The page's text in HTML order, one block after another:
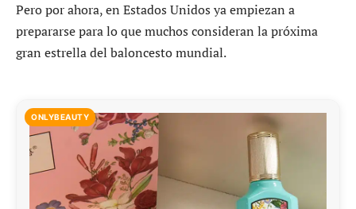
Pero por ahora, en Estados Unidos ya empiezan a
prepararse para lo que muchos consideran la próxima
gran estrella del baloncesto mundial.
ONLYBEAUTY